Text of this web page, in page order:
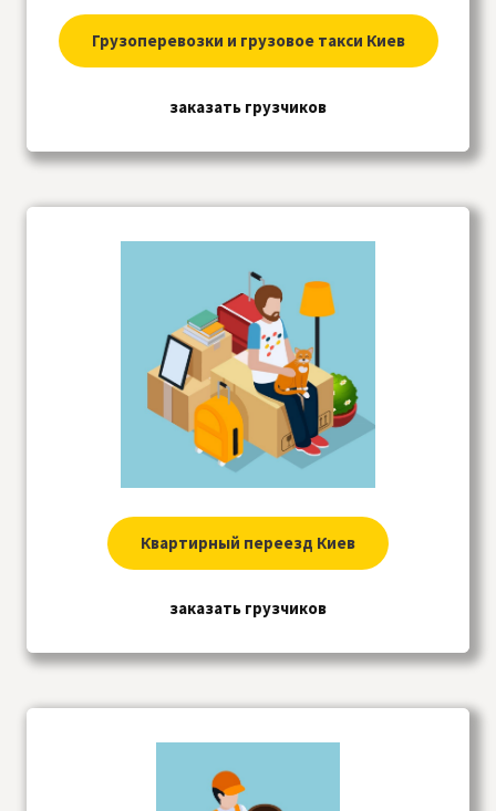
Грузоперевозки и грузовое такси Киев
заказать грузчиков
Квартирный переезд Киев
заказать грузчиков